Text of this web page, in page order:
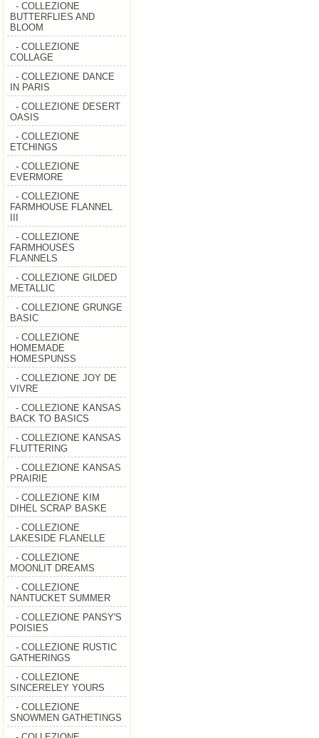
- COLLEZIONE
BUTTERFLIES AND
BLOOM
- COLLEZIONE
COLLAGE
- COLLEZIONE DANCE
IN PARIS
- COLLEZIONE DESERT
OASIS
- COLLEZIONE
ETCHINGS
- COLLEZIONE
EVERMORE
- COLLEZIONE
FARMHOUSE FLANNEL
- COLLEZIONE
FARMHOUSES
FLANNELS
- COLLEZIONE GILDED
METALLIC
- COLLEZIONE GRUNGE
BASIC
- COLLEZIONE
HOMEMADE
HOMESPUNSS
- COLLEZIONE JOY DE
VIVRE
- COLLEZIONE KANSAS
BACK TO BASICS
- COLLEZIONE KANSAS
FLUTTERING
- COLLEZIONE KANSAS
PRAIRIE
- COLLEZIONE KIM
DIHEL SCRAP BASKE
- COLLEZIONE
LAKESIDE FLANELLE
- COLLEZIONE
MOONLIT DREAMS
- COLLEZIONE
NANTUCKET SUMMER
- COLLEZIONE PANSY'S
POISIES
- COLLEZIONE RUSTIC
GATHERINGS
- COLLEZIONE
SINCERELEY YOURS
- COLLEZIONE
SNOWMEN GATHETINGS